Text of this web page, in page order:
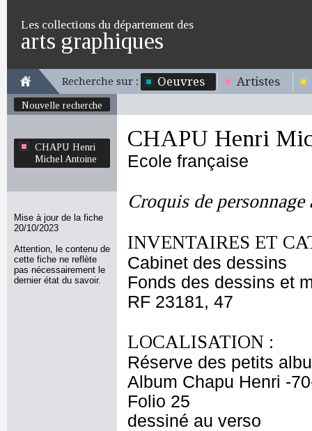
Les collections du département des
arts graphiques
Recherche sur : Oeuvres Artistes
Nouvelle recherche
CHAPU Henri
Michel Antoine
Mise à jour de la fiche
20/10/2023
Attention, le contenu de
cette fiche ne reflète
pas nécessairement le
dernier état du savoir.
CHAPU Henri
Ecole française
Croquis de personnage
INVENTAIRES ET
Cabinet des dessins
Fonds des dessins et
RF 23181, 47
LOCALISATION :
Réserve des petits
Album Chapu Henri -
Folio 25
dessiné au verso